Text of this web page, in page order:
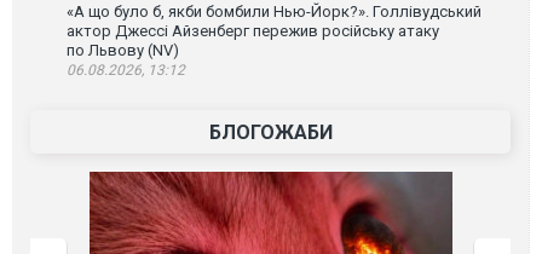
«А що було б, якби бомбили Нью-Йорк?». Голлівудський
актор Джессі Айзенберг пережив російську атаку
по Львову (NV)
06.08.2026, 13:12
БЛОГОЖАБИ